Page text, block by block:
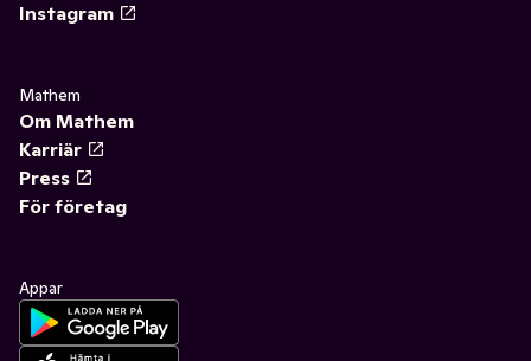
Instagram
Mathem
Om Mathem
Karriär
Press
För företag
Appar